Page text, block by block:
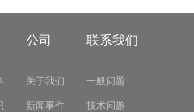
公司
关于我们
新闻事件
联系我们
一般问题
技术问题